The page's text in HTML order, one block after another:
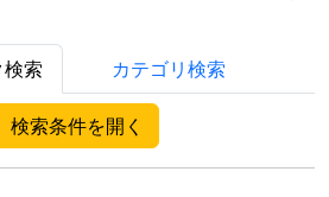
索 カテゴリ検索
検索条件を開く